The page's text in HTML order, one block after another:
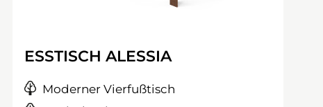
ESSTISCH ALESSIA
Moderner Vierfußtisch